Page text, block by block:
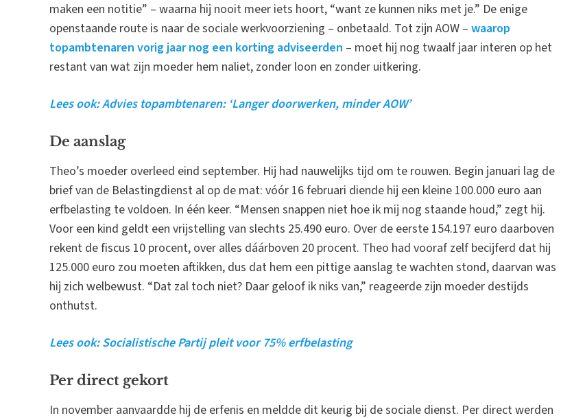
maken een notitie” – waarna hij nooit meer iets hoort, “want ze kunnen niks met je.” De enige
openstaande route is naar de sociale werkvoorziening – onbetaald. Tot zijn AOW – waarop
topambtenaren vorig jaar nog een korting adviseerden – moet hij nog twaalf jaar interen op het
restant van wat zijn moeder hem naliet, zonder loon en zonder uitkering.
Lees ook: Advies topambtenaren: ‘Langer doorwerken, minder AOW’
De aanslag
Theo’s moeder overleed eind september. Hij had nauwelijks tijd om te rouwen. Begin januari lag de
brief van de Belastingdienst al op de mat: vóór 16 februari diende hij een kleine 100.000 euro aan
erfbelasting te voldoen. In één keer. “Mensen snappen niet hoe ik mij nog staande houd,” zegt hij.
Voor een kind geldt een vrijstelling van slechts 25.490 euro. Over de eerste 154.197 euro daarboven
rekent de fiscus 10 procent, over alles dáárboven 20 procent. Theo had vooraf zelf becijferd dat hij
125.000 euro zou moeten aftikken, dus dat hem een pittige aanslag te wachten stond, daarvan was
hij zich welbewust. “Dat zal toch niet? Daar geloof ik niks van,” reageerde zijn moeder destijds
onthutst.
Lees ook: Socialistische Partij pleit voor 75% erfbelasting
Per direct gekort
In november aanvaardde hij de erfenis en meldde dit keurig bij de sociale dienst. Per direct werden